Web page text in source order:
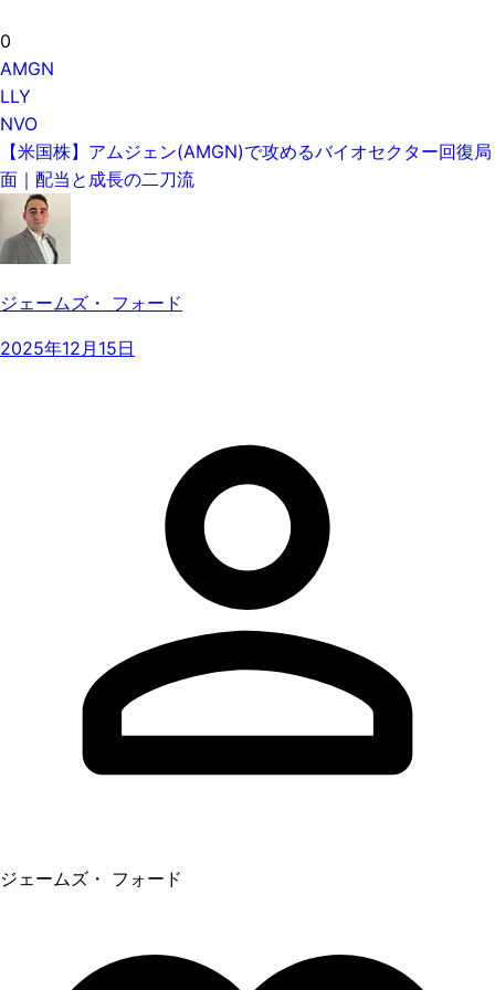
0
AMGN
LLY
NVO
【米国株】アムジェン(AMGN)で攻めるバイオセクター回復局
面｜配当と成長の二刀流
ジェームズ・ フォード
2025年12月15日
ジェームズ・ フォード